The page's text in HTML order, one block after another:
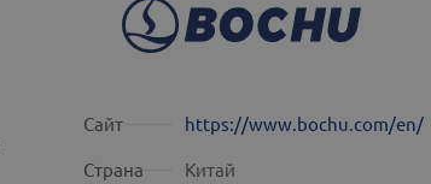
Сайт
https://www.bochu.com/en/
Страна
Китай